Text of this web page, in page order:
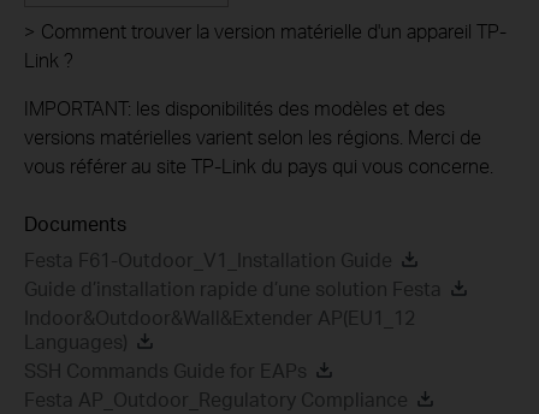
> Comment trouver la version matérielle d'un appareil TP-
Link ?
IMPORTANT: les disponibilités des modèles et des
versions matérielles varient selon les régions. Merci de
vous référer au site TP-Link du pays qui vous concerne.
Documents
Festa F61-Outdoor_V1_Installation Guide
Guide d’installation rapide d’une solution Festa
Indoor&Outdoor&Wall&Extender AP(EU1_12
Languages)
SSH Commands Guide for EAPs
Festa AP_Outdoor_Regulatory Compliance